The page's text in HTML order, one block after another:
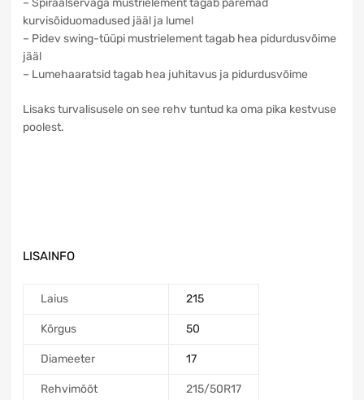
kurvisõiduomadused jääl ja lumel
– Pidev swing-tüüpi mustrielement tagab hea pidurdusvõime
jääl
– Lumehaaratsid tagab hea juhitavus ja pidurdusvõime
Lisaks turvalisusele on see rehv tuntud ka oma pika kestvuse
poolest.
LISAINFO
Laius 215
Kõrgus 50
Diameeter 17
Rehvimõõt 215/50R17